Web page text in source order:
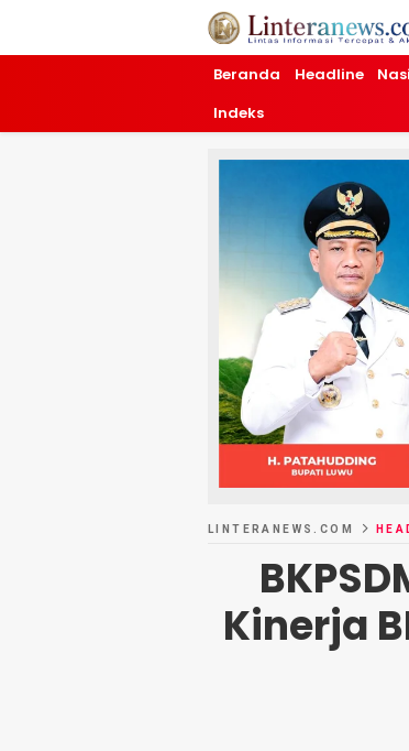
Linteranews.com
Lintas Informasi Tercepat
Beranda Headline
Indeks
LINTERANEWS.COM
Kinerja